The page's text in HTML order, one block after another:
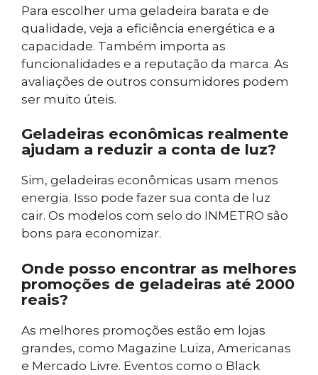
Para escolher uma geladeira barata e de
qualidade, veja a eficiência energética e a
capacidade. Também importa as
funcionalidades e a reputação da marca. As
avaliações de outros consumidores podem
ser muito úteis.
Geladeiras econômicas realmente
ajudam a reduzir a conta de luz?
Sim, geladeiras econômicas usam menos
energia. Isso pode fazer sua conta de luz
cair. Os modelos com selo do INMETRO são
bons para economizar.
Onde posso encontrar as melhores
promoções de geladeiras até 2000
reais?
As melhores promoções estão em lojas
grandes, como Magazine Luiza, Americanas
e Mercado Livre. Eventos como o Black